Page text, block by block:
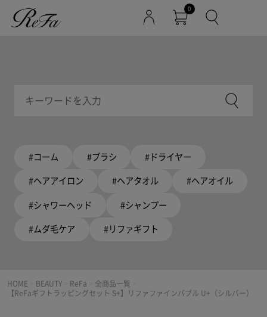
0
#コーム #ブラシ #ドライヤー
#ヘアアイロン #ヘアタオル #ヘアオイル
#シャワーヘッド #シャンプー
#ムダ毛ケア #リファギフト
HOME BEAUTY ReFa 全商品一覧
【ReFaギフトラッピングセット S+】リファファインバブル U+（シルバー）